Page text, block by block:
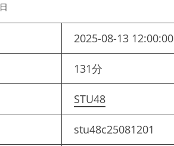
2025-08-13 12:00:00
131分
STU48
stu48c25081201